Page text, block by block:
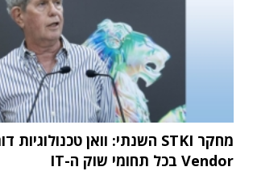
Vendor בכל תחומי שוק ה-IT